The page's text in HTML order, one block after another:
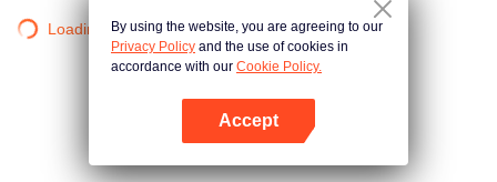
Loading…By using the website, you are agreeing to our
Privacy Policy and the use of cookies in
accordance with our Cookie Policy.
Accept